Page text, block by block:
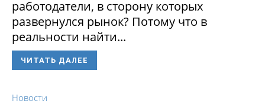
работодатели, в сторону которых
развернулся рынок? Потому что в
реальности найти...
ЧИТАТЬ ДАЛЕЕ
Новости